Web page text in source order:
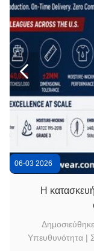
06-03 2026
Η
Υπευθυνότητα |
